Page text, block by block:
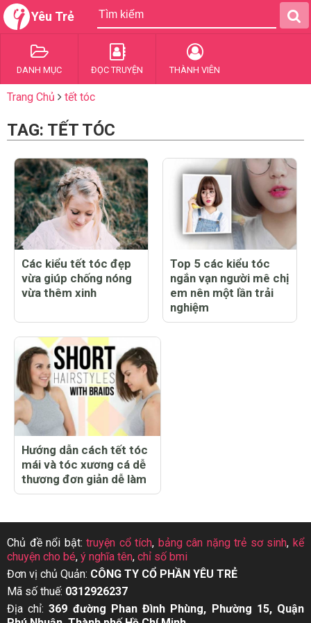
Yêu Trẻ
DANH MỤC ĐỌC TRUYỆN THÀNH VIÊN
Trang Chủ tết tóc
TAG: TẾT TÓC
Các kiểu tết tóc đẹp
vừa giúp chống nóng
vừa thêm xinh
Top 5 các kiểu tóc
ngắn vạn người mê chị
em nên một lần trải
nghiệm
Hướng dẫn cách tết tóc
mái và tóc xương cá dễ
thương đơn giản dễ làm
Chủ đề nổi bật:truyện cổ tích, bảng cân nặng trẻ sơ sinh, kể
chuyện cho bé, ý nghĩa tên, chỉ số bmi
Đơn vị chủ Quản: CÔNG TY CỔ PHẦN YÊU TRẺ
Mã số thuế: 0312926237
Địa chỉ:369 đường Phan Đình Phùng, Phường 15, Quận